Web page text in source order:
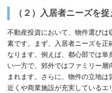
（２） 入居者ニーズを
不動産投資において、物件選び
素です。まず、入居者ニーズを正
なります。例えば、都心部では
い一方で、郊外ではファミリー
まれます。さらに、物件の立地
近くや商業施設が充実しているエ